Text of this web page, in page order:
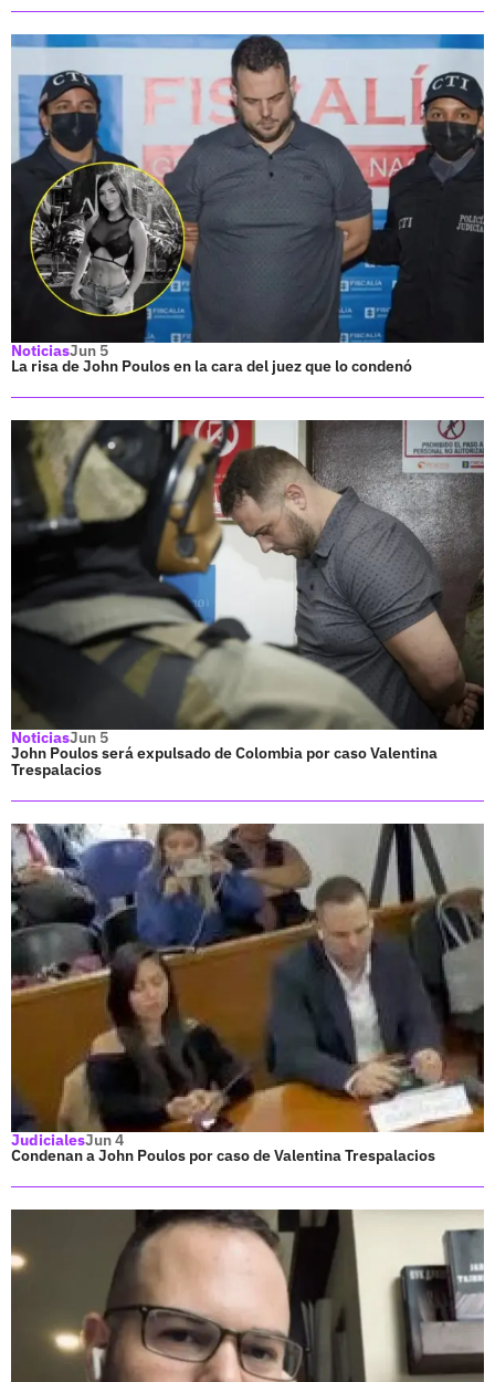
NoticiasJun 5
La risa de John Poulos en la cara del juez que lo condenó
NoticiasJun 5
John Poulos será expulsado de Colombia por caso Valentina
Trespalacios
JudicialesJun 4
Condenan a John Poulos por caso de Valentina Trespalacios